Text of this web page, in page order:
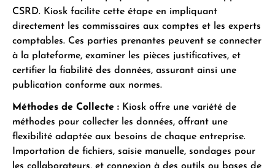
CSRD. Kiosk facilite cette étape en impliquant
directement les commissaires aux comptes et les experts
comptables. Ces parties prenantes peuvent se connecter
à la plateforme, examiner les pièces justificatives, et
certifier la fiabilité des données, assurant ainsi une
publication conforme aux normes.
Méthodes de Collecte : Kiosk offre une variété de
méthodes pour collecter les données, offrant une
flexibilité adaptée aux besoins de chaque entreprise.
Importation de fichiers, saisie manuelle, sondages pour
les collaborateurs, et connexion à des outils ou bases de